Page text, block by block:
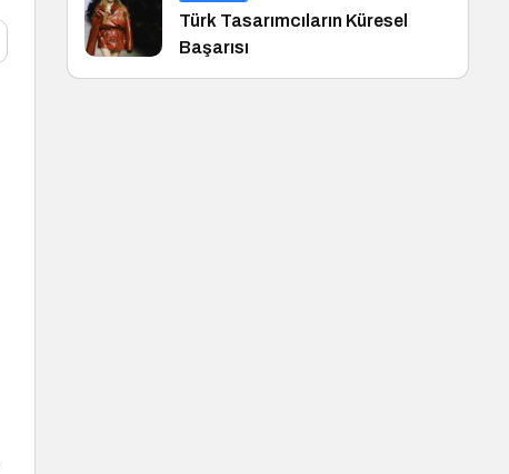
Türk Tasarımcıların Küresel
Başarısı